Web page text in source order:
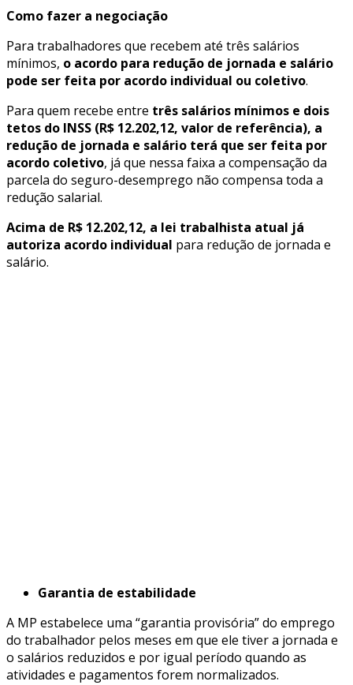
Como fazer a negociação
Para trabalhadores que recebem até três salários
mínimos, o acordo para redução de jornada e salário
pode ser feita por acordo individual ou coletivo.
Para quem recebe entre três salários mínimos e dois
tetos do INSS (R$ 12.202,12, valor de referência), a
redução de jornada e salário terá que ser feita por
acordo coletivo, já que nessa faixa a compensação da
parcela do seguro-desemprego não compensa toda a
redução salarial.
Acima de R$ 12.202,12, a lei trabalhista atual já
autoriza acordo individual para redução de jornada e
salário.
Garantia de estabilidade
A MP estabelece uma “garantia provisória” do emprego
do trabalhador pelos meses em que ele tiver a jornada e
o salários reduzidos e por igual período quando as
atividades e pagamentos forem normalizados.